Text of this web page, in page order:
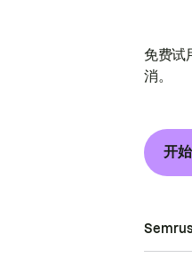
免费试
消。
开